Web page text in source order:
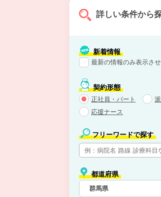
詳しい条件から
新着情報
最新の情報のみ表示さ
契約形態
正社員・パート
応援ナース
フリーワードで探す
都道府県
群馬県